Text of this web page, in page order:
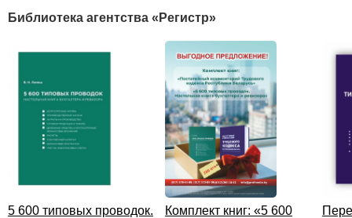
Библиотека агентства «Регистр»
5 600 типовых проводок.
Комплект книг: «5 600